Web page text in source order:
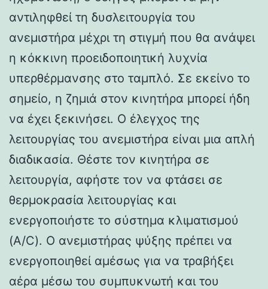
αντιληφθεί τη δυσλειτουργία του
ανεμιστήρα μέχρι τη στιγμή που θα ανάψει
η κόκκινη προειδοποιητική λυχνία
υπερθέρμανσης στο ταμπλό. Σε εκείνο το
σημείο, η ζημιά στον κινητήρα μπορεί ήδη
να έχει ξεκινήσει. Ο έλεγχος της
λειτουργίας του ανεμιστήρα είναι μια απλή
διαδικασία. Θέστε τον κινητήρα σε
λειτουργία, αφήστε τον να φτάσει σε
θερμοκρασία λειτουργίας και
ενεργοποιήστε το σύστημα κλιματισμού
(A/C). Ο ανεμιστήρας ψύξης πρέπει να
ενεργοποιηθεί αμέσως για να τραβήξει
αέρα μέσω του συμπυκνωτή και του